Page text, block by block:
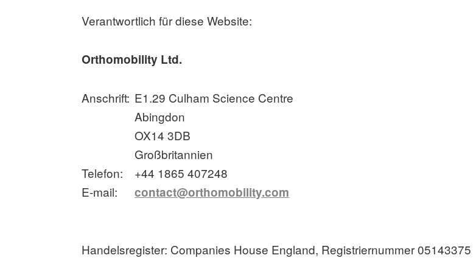
Verantwortlich für diese Website:
Orthomobility Ltd.
Anschrift: E1.29 Culham Science Centre
Abingdon
OX14 3DB
Großbritannien
Telefon:
+44 1865 407248
E-mail:
contact@orthomobility.com
Handelsregister: Companies House England, Registriernummer 05143375